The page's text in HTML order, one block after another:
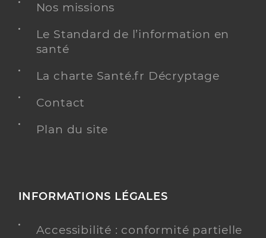
Nos missions
Le Standard de l’information en
santé
La charte Santé.fr Décryptage
Contact
Plan du site
INFORMATIONS LÉGALES
Accessibilité : conformité partielle